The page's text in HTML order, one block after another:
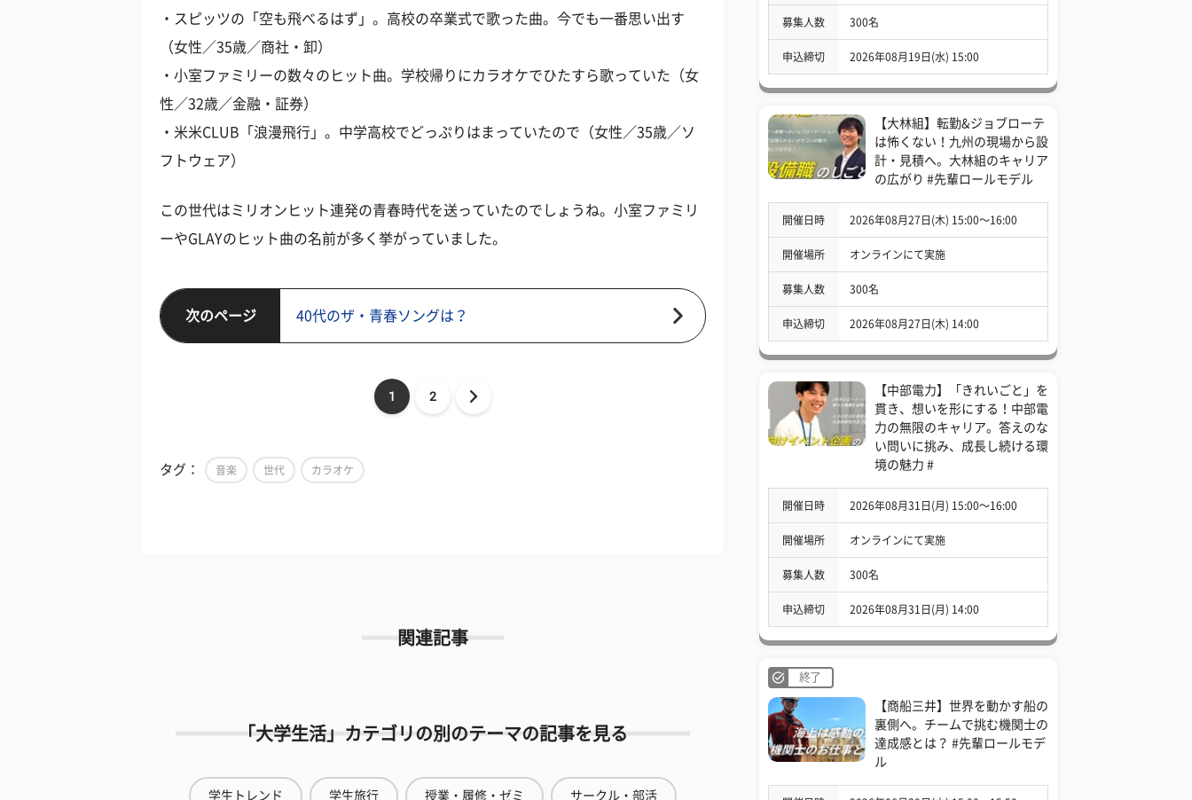
・スピッツの「空も飛べるはず」。高校の卒業式で歌った曲。今でも一番思い出す
（女性／35歳／商社・卸）
・小室ファミリーの数々のヒット曲。学校帰りにカラオケでひたすら歌っていた（女
性／32歳／金融・証券）
・米米CLUB「浪漫飛行」。中学高校でどっぷりはまっていたので（女性／35歳／ソ
フトウェア）
この世代はミリオンヒット連発の青春時代を送っていたのでしょうね。小室ファミリ
ーやGLAYのヒット曲の名前が多く挙がっていました。
次のページ 40代のザ・青春ソングは？
1 2
タグ： 音楽 世代 カラオケ
関連記事
「大学生活」カテゴリの別のテーマの記事を見る
学生トレンド 学生旅行 授業・履修・ゼミ サークル・部活
募集人数 300名
申込締切 2026年08月19日(水) 15:00
【大林組】転勤&ジョブローテ
は怖くない！九州の現場から設
計・見積へ。大林組のキャリア
の広がり #先輩ロールモデル
開催日時 2026年08月27日(木) 15:00〜16:00
開催場所 オンラインにて実施
募集人数 300名
申込締切 2026年08月27日(木) 14:00
【中部電力】「きれいごと」を
貫き、想いを形にする！中部電
力の無限のキャリア。答えのな
い問いに挑み、成長し続ける環
境の魅力 #
開催日時 2026年08月31日(月) 15:00〜16:00
開催場所 オンラインにて実施
募集人数 300名
申込締切 2026年08月31日(月) 14:00
終了
【商船三井】世界を動かす船の
裏側へ。チームで挑む機関士の
達成感とは？ #先輩ロールモデ
ル